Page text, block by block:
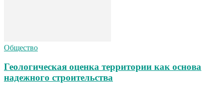
Общество
Геологическая оценка территории как основа
надежного строительства